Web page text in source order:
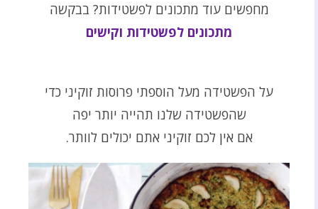
מחפשים עוד מתכונים לפשטידות? בבקשה
מתכונים לפשטידות וקישים
על הפשטידה מעל הוספתי פרוסות זוקיני כדי
שהפשטידה שלנו תהייה יותר יפה
אם אין לכם זוקיני אתם יכולים לוותר.